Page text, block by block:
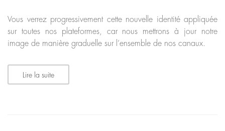
Vous verrez progressivement cette nouvelle identité appliquée
sur toutes nos plateformes, car nous mettrons à jour notre
image de manière graduelle sur l’ensemble de nos canaux.
Lire la suite